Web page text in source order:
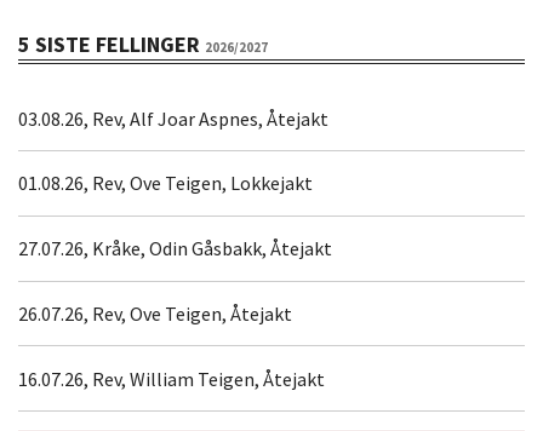
5 SISTE FELLINGER 2026/2027
03.08.26, Rev, Alf Joar Aspnes, Åtejakt
01.08.26, Rev, Ove Teigen, Lokkejakt
27.07.26, Kråke, Odin Gåsbakk, Åtejakt
26.07.26, Rev, Ove Teigen, Åtejakt
16.07.26, Rev, William Teigen, Åtejakt